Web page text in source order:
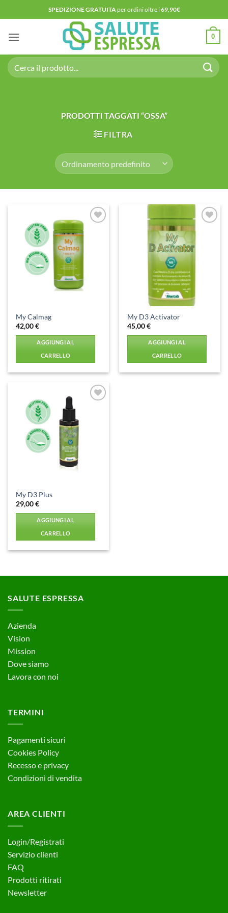
ai
contenuti
SPEDIZIONE GRATUITAper ordini oltre i69,90€
0
Cerca:
PRODOTTI TAGGATI “OSSA”
FILTRA
Aggiungi
alla lista
My Calmag
42,00€
AGGIUNGI AL
CARRELLO
Aggiungi
desideri
My D3 Activator
45,00€
AGGIUNGI AL
CARRELLO
My D3 Plus
29,00€
AGGIUNGI AL
CARRELLO
SALUTE ESPRESSA
Azienda
Vision
Mission
Dove siamo
Lavora con noi
TERMINI
Pagamenti sicuri
Cookies Policy
Recesso e privacy
Condizioni di vendita
AREA CLIENTI
Login/Registrati
Servizio clienti
FAQ
Prodotti ritirati
Newsletter